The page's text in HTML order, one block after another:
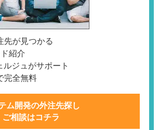
先が見つかる
紹介
ルジュがサポート
完全無料
ム開発の外注先探し
ご相談はコチラ